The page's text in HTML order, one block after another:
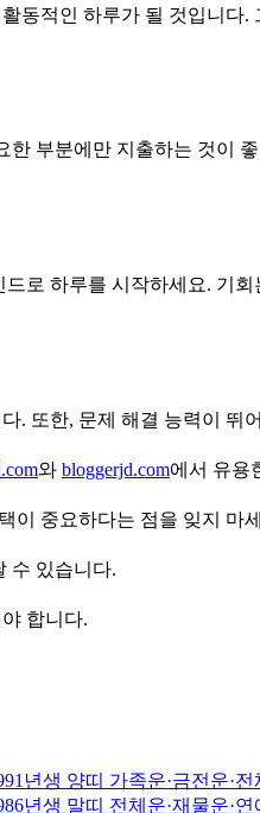
동적인 하루가 될 것입니
부분에만 지출하는 것이
로 하루를 시작하세요. 기
. 또한, 문제 해결 능력이 뛰
와 bloggerjd.com에서 유용
이 중요하다는 점을 잊지 마
수 있습니다.
합니다.
년생 양띠 가족운·금전운·
년생 말띠 전체운·재물운·